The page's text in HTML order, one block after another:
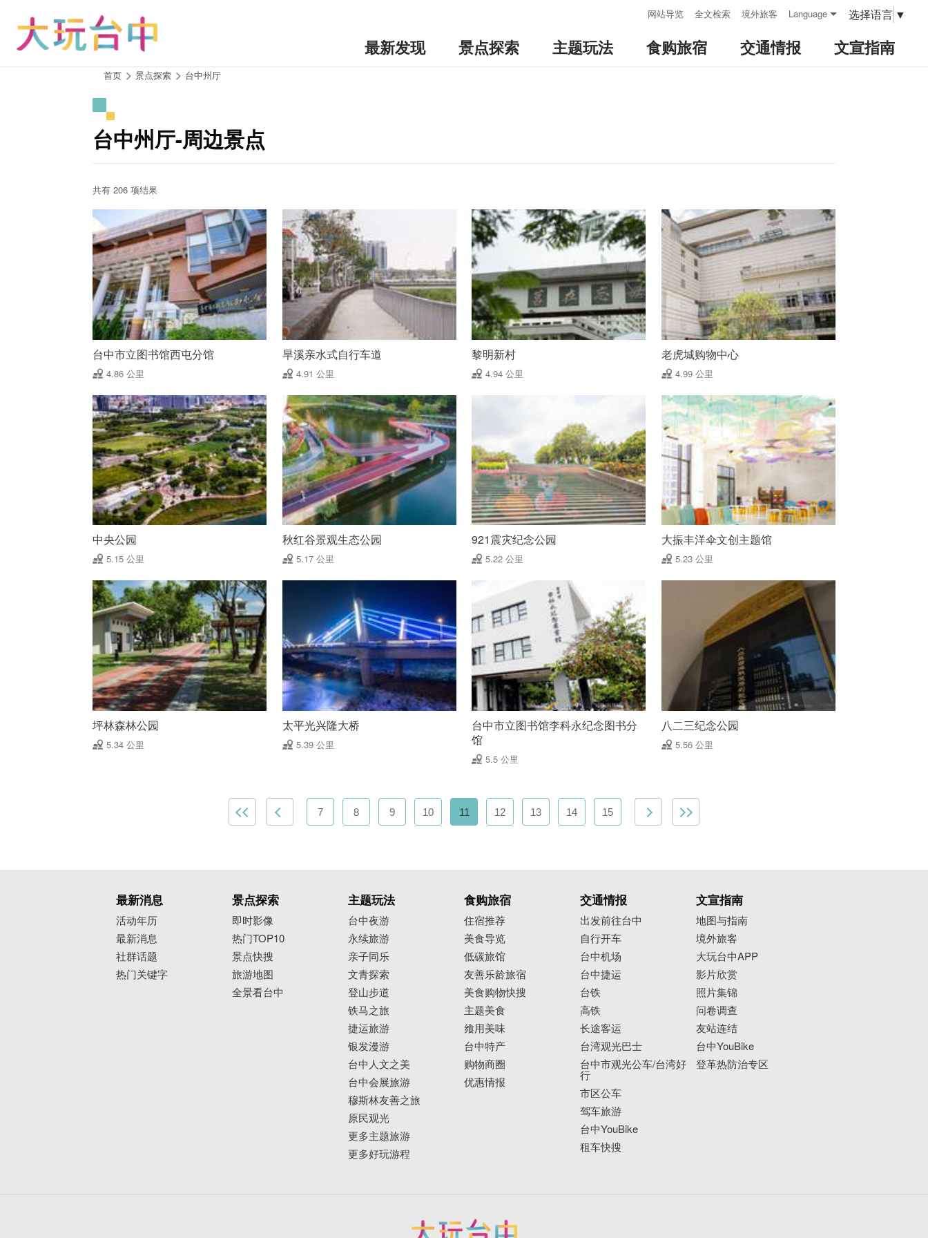
网站导览 全文检索 境外旅客 Language 选择语言 ▼
最新发现 景点探索 主题玩法 食购旅宿 交通情报 文宣指南
首页 景点探索 台中州厅
台中州厅-周边景点
共有 206 项结果
台中市立图书馆西屯分馆
4.86 公里
旱溪亲水式自行车道
4.91 公里
黎明新村
4.94 公里
老虎城购物中心
4.99 公里
中央公园
5.15 公里
秋红谷景观生态公园
5.17 公里
921震灾纪念公园
5.22 公里
大振丰洋伞文创主题馆
5.23 公里
坪林森林公园
5.34 公里
太平光兴隆大桥
5.39 公里
台中市立图书馆李科永纪念图书分
馆
5.5 公里
八二三纪念公园
5.56 公里
7 8 9 10 11 12 13 14 15
最新消息
活动年历
最新消息
社群话题
热门关键字
景点探索
即时影像
热门TOP10
景点快搜
旅游地图
全景看台中
主题玩法
台中夜游
永续旅游
亲子同乐
文青探索
登山步道
铁马之旅
捷运旅游
银发漫游
台中人文之美
台中会展旅游
穆斯林友善之旅
原民观光
更多主题旅游
更多好玩游程
食购旅宿
住宿推荐
美食导览
低碳旅馆
友善乐龄旅宿
美食购物快搜
主题美食
飨用美味
台中特产
购物商圈
优惠情报
交通情报
出发前往台中
自行开车
台中机场
台中捷运
台铁
高铁
长途客运
台湾观光巴士
台中市观光公车/台湾好
行
市区公车
驾车旅游
台中YouBike
租车快搜
文宣指南
地图与指南
境外旅客
大玩台中APP
影片欣赏
照片集锦
问卷调查
友站连结
台中YouBike
登革热防治专区